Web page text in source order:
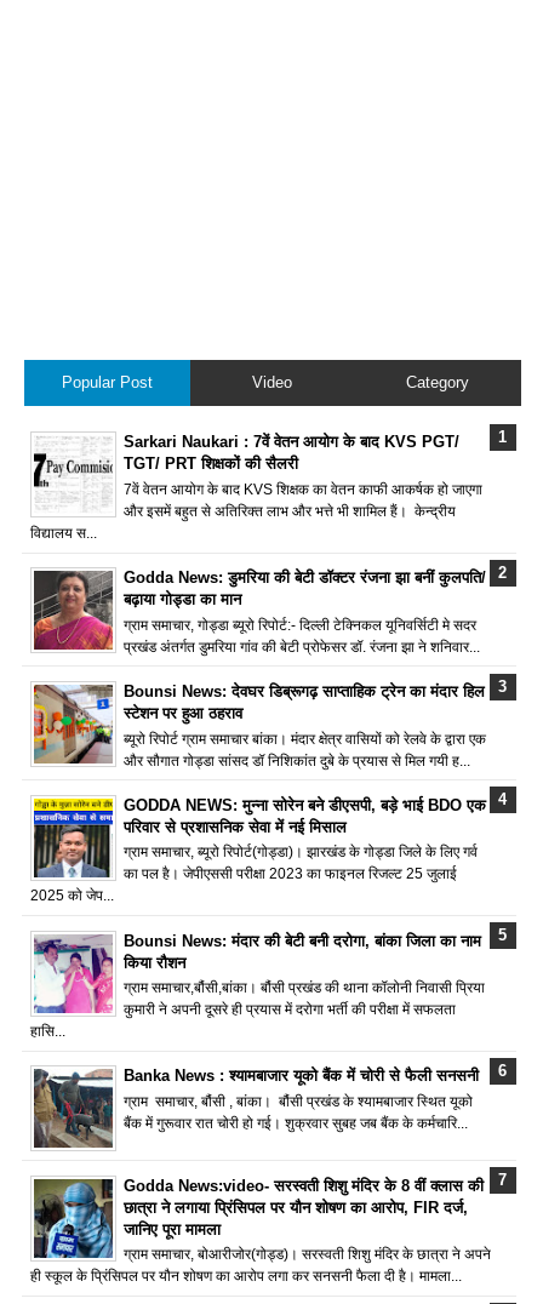
Popular Post Video Category
Sarkari Naukari : 7वें वेतन आयोग के बाद KVS PGT/
TGT/ PRT शिक्षकों की सैलरी
7वें वेतन आयोग के बाद KVS शिक्षक का वेतन काफी आकर्षक हो जाएगा
और इसमें बहुत से अतिरिक्त लाभ और भत्ते भी शामिल हैं। केन्द्रीय
विद्यालय स...
Godda News: डुमरिया की बेटी डॉक्टर रंजना झा बनीं कुलपति/
बढ़ाया गोड्डा का मान
ग्राम समाचार, गोड्डा ब्यूरो रिपोर्ट:- दिल्ली टेक्निकल यूनिवर्सिटी मे सदर
प्रखंड अंतर्गत डुमरिया गांव की बेटी प्रोफेसर डॉ. रंजना झा ने शनिवार...
Bounsi News: देवघर डिब्रूगढ़ साप्ताहिक ट्रेन का मंदार हिल
स्टेशन पर हुआ ठहराव
ब्यूरो रिपोर्ट ग्राम समाचार बांका। मंदार क्षेत्र वासियों को रेलवे के द्वारा एक
और सौगात गोड्डा सांसद डॉ निशिकांत दुबे के प्रयास से मिल गयी ह...
GODDA NEWS: मुन्ना सोरेन बने डीएसपी, बड़े भाई BDO एक
परिवार से प्रशासनिक सेवा में नई मिसाल
ग्राम समाचार, ब्यूरो रिपोर्ट(गोड्डा)। झारखंड के गोड्डा जिले के लिए गर्व
का पल है। जेपीएससी परीक्षा 2023 का फाइनल रिजल्ट 25 जुलाई
2025 को जेप...
Bounsi News: मंदार की बेटी बनी दरोगा, बांका जिला का नाम
किया रौशन
ग्राम समाचार,बौंसी,बांका। बौंसी प्रखंड की थाना कॉलोनी निवासी प्रिया
कुमारी ने अपनी दूसरे ही प्रयास में दरोगा भर्ती की परीक्षा में सफलता
हासि...
Banka News : श्यामबाजार यूको बैंक में चोरी से फैली सनसनी
ग्राम समाचार, बौंसी , बांका। बौंसी प्रखंड के श्यामबाजार स्थित यूको
बैंक में गुरूवार रात चोरी हो गई। शुक्रवार सुबह जब बैंक के कर्मचारि...
Godda News:video- सरस्वती शिशु मंदिर के 8 वीं क्लास की
छात्रा ने लगाया प्रिंसिपल पर यौन शोषण का आरोप, FIR दर्ज,
जानिए पूरा मामला
ग्राम समाचार, बोआरीजोर(गोड्ड)। सरस्वती शिशु मंदिर के छात्रा ने अपने
ही स्कूल के प्रिंसिपल पर यौन शोषण का आरोप लगा कर सनसनी फैला दी है। मामला...